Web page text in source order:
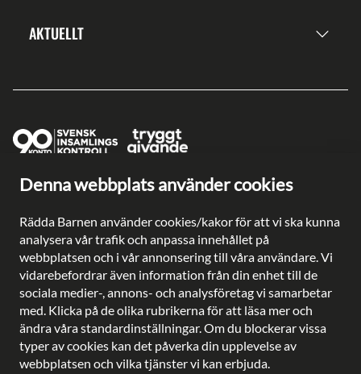
Denna webbplats använder cookies
Rädda Barnen använder cookies/kakor för att vi ska kunna
analysera vår trafik och anpassa innehållet på
webbplatsen och i vår annonsering till våra användare. Vi
vidarebefordrar även information från din enhet till de
sociala medier-, annons- och analysföretag vi samarbetar
med. Klicka på de olika rubrikerna för att läsa mer och
ändra våra standardinställningar. Om du blockerar vissa
typer av cookies kan det påverka din upplevelse av
webbplatsen och vilka tjänster vi kan erbjuda.
AKTUELLT
Ge en gåva direkt
Plusgiro: 90 2003-3
Bankgiro: 902-0033
Säkra betalningar med
Besöksadress: Gustavslundsvägen 141, Bromma
Postadress: Rädda Barnen, 107 88 Stockholm